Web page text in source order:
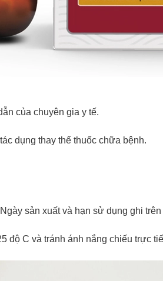
của chuyên gia y tế.
dụng thay thế thuốc chữa bệnh.
sản xuất và hạn sử dụng ghi
độ C và tránh ánh nắng chiếu trực